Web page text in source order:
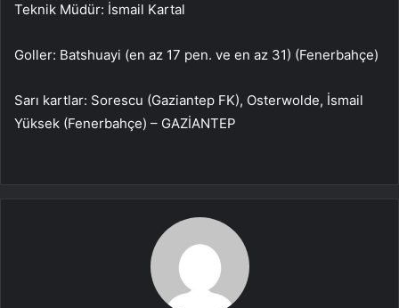
Teknik Müdür: İsmail Kartal
Goller: Batshuayi (en az 17 pen. ve en az 31) (Fenerbahçe)
Sarı kartlar: Sorescu (Gaziantep FK), Osterwolde, İsmail
Yüksek (Fenerbahçe) – GAZİANTEP